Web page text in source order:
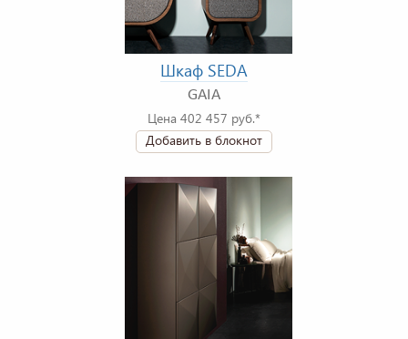
Шкаф SEDA
GAIA
Цена 402 457 руб.*
Добавить в блокнот